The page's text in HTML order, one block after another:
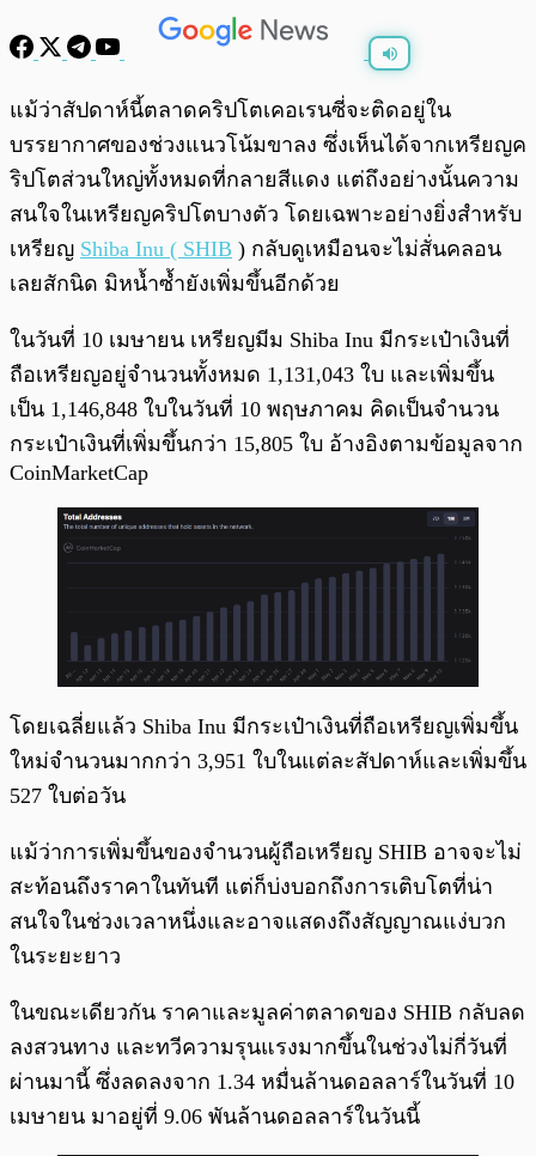
พร้อมเล่น 0:00/
แม้ว่าสัปดาห์นี้ตลาดคริปโตเคอเรนซี่จะติดอยู่ใน
บรรยากาศของช่วงแนวโน้มขาลง ซึ่งเห็นได้จากเหรียญค
ริปโตส่วนใหญ่ทั้งหมดที่กลายสีแดง แต่ถึงอย่างนั้นความ
สนใจในเหรียญคริปโตบางตัว โดยเฉพาะอย่างยิ่งสำหรับ
เหรียญ Shiba Inu ( SHIB ) กลับดูเหมือนจะไม่สั่นคลอน
เลยสักนิด มิหน้ำซ้ำยังเพิ่มขึ้นอีกด้วย
ในวันที่ 10 เมษายน เหรียญมีม Shiba Inu มีกระเป๋าเงินที่
ถือเหรียญอยู่จำนวนทั้งหมด 1,131,043 ใบ และเพิ่มขึ้น
เป็น 1,146,848 ใบในวันที่ 10 พฤษภาคม คิดเป็นจำนวน
กระเป๋าเงินที่เพิ่มขึ้นกว่า 15,805 ใบ อ้างอิงตามข้อมูลจาก
CoinMarketCap
โดยเฉลี่ยแล้ว Shiba Inu มีกระเป๋าเงินที่ถือเหรียญเพิ่มขึ้น
ใหม่จำนวนมากกว่า 3,951 ใบในแต่ละสัปดาห์และเพิ่มขึ้น
527 ใบต่อวัน
แม้ว่าการเพิ่มขึ้นของจำนวนผู้ถือเหรียญ SHIB อาจจะไม่
สะท้อนถึงราคาในทันที แต่ก็บ่งบอกถึงการเติบโตที่น่า
สนใจในช่วงเวลาหนึ่งและอาจแสดงถึงสัญญาณแง่บวก
ในระยะยาว
ในขณะเดียวกัน ราคาและมูลค่าตลาดของ SHIB กลับลด
ลงสวนทาง และทวีความรุนแรงมากขึ้นในช่วงไม่กี่วันที่
ผ่านมานี้ ซึ่งลดลงจาก 1.34 หมื่นล้านดอลลาร์ในวันที่ 10
เมษายน มาอยู่ที่ 9.06 พันล้านดอลลาร์ในวันนี้